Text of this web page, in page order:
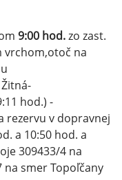
9:00 hod.zo zast.
vrchom,otoč na
hod.) -
rezervu v dopravnej
a 10:50 hod. a
309433/4 na
na smer Topoľčany